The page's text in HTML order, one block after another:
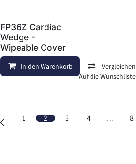
Vergleichen Auf die Wunschliste
FP36Z Cardiac
Wedge -
Wipeable Cover
In den Warenkorb Vergleichen
1 2 3 4 … 8